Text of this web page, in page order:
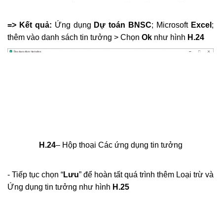
=> Kết quả: Ứng dụng Dự toán BNSC; Microsoft Excel ;
thêm vào danh sách tin tưởng > Chọn Ok như hình H.24
H.24– Hộp thoại Các ứng dụng tin tưởng
- Tiếp tục chọn “Lưu” để hoàn tất quá trình thêm Loại trừ và
Ứng dụng tin tưởng như hình H.25